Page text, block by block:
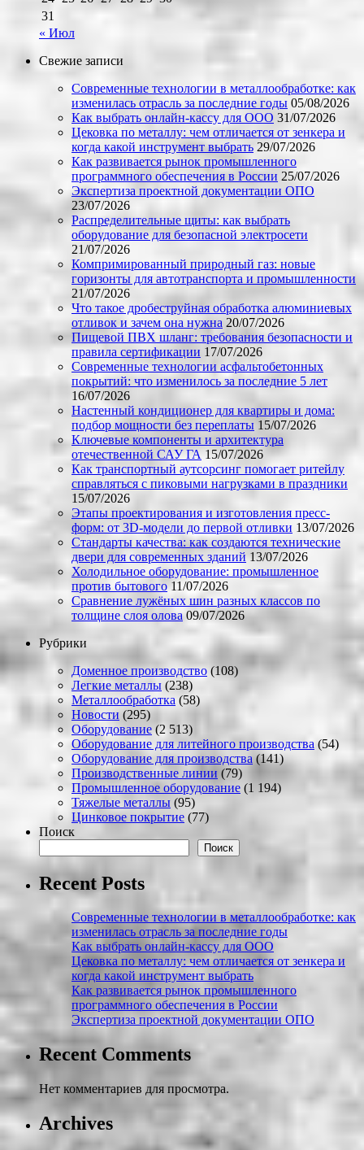
31
« Июл
Свежие записи
Современные технологии в металлообработке: как
изменилась отрасль за последние годы 05/08/2026
Как выбрать онлайн-кассу для ООО 31/07/2026
Цековка по металлу: чем отличается от зенкера и
когда какой инструмент выбрать 29/07/2026
Как развивается рынок промышленного
программного обеспечения в России 25/07/2026
Экспертиза проектной документации ОПО
23/07/2026
Распределительные щиты: как выбрать
оборудование для безопасной электросети
21/07/2026
Компримированный природный газ: новые
горизонты для автотранспорта и промышленности
21/07/2026
Что такое дробеструйная обработка алюминиевых
отливок и зачем она нужна 20/07/2026
Пищевой ПВХ шланг: требования безопасности и
правила сертификации 17/07/2026
Современные технологии асфальтобетонных
покрытий: что изменилось за последние 5 лет
16/07/2026
Настенный кондиционер для квартиры и дома:
подбор мощности без переплаты 15/07/2026
Ключевые компоненты и архитектура
отечественной САУ ГА 15/07/2026
Как транспортный аутсорсинг помогает ритейлу
справляться с пиковыми нагрузками в праздники
15/07/2026
Этапы проектирования и изготовления пресс-
форм: от 3D-модели до первой отливки 13/07/2026
Стандарты качества: как создаются технические
двери для современных зданий 13/07/2026
Холодильное оборудование: промышленное
против бытового 11/07/2026
Сравнение лужёных шин разных классов по
толщине слоя олова 09/07/2026
Рубрики
Доменное производство (108)
Легкие металлы (238)
Металлообработка (58)
Новости (295)
Оборудование (2 513)
Оборудование для литейного производства (54)
Оборудование для производства (141)
Производственные линии (79)
Промышленное оборудование (1 194)
Тяжелые металлы (95)
Цинковое покрытие (77)
Поиск
Поиск
Recent Posts
Современные технологии в металлообработке: как
изменилась отрасль за последние годы
Как выбрать онлайн-кассу для ООО
Цековка по металлу: чем отличается от зенкера и
когда какой инструмент выбрать
Как развивается рынок промышленного
программного обеспечения в России
Экспертиза проектной документации ОПО
Recent Comments
Нет комментариев для просмотра.
Archives